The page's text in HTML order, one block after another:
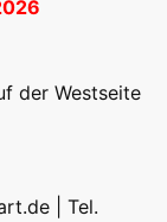
der Westseite
| Tel.